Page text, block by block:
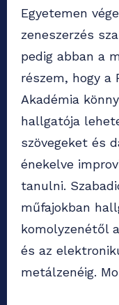
Egyetemen
zeneszerzés
pedig abban a
részem, hogy a
Akadémia
hallgatója
szövegeket és
énekelve
tanulni.
műfajokban
komolyzenétől
és az
metálzenéig.